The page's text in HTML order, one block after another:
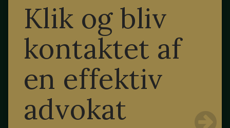
Klik og bliv
kontaktet af
en effektiv
advokat